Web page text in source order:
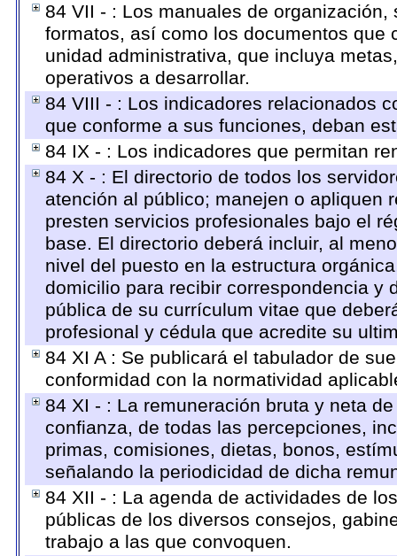
84 VII - : Los manuales de
formatos, así como los documentos
unidad administrativa, que incluya
operativos a desarrollar.
84 VIII - : Los indicadores relacionados
que conforme a sus funciones, deban
84 IX - : Los indicadores que permitan
84 X - : El directorio de todos los
atención al público; manejen o apliquen
presten servicios profesionales bajo el
base. El directorio deberá incluir, al
nivel del puesto en la estructura
domicilio para recibir correspondencia y
pública de su currículum vitae que
profesional y cédula que acredite su
84 XI A : Se publicará el tabulador de
conformidad con la normatividad
84 XI - : La remuneración bruta y neta
confianza, de todas las percepciones,
primas, comisiones, dietas, bonos,
señalando la periodicidad de dicha
84 XII - : La agenda de actividades de
públicas de los diversos consejos,
trabajo a las que convoquen.